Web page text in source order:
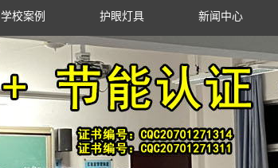
学校案例 护眼灯具 新闻中心